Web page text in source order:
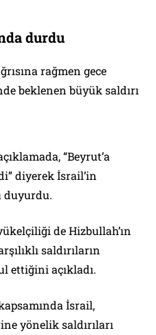
durdu
rağmen gece
beklenen büyük saldırı
“Beyrut’a
diyerek İsrail’in
duyurdu.
de Hizbullah’ın
saldırıların
ettiğini açıkladı.
İsrail,
yönelik saldırıları